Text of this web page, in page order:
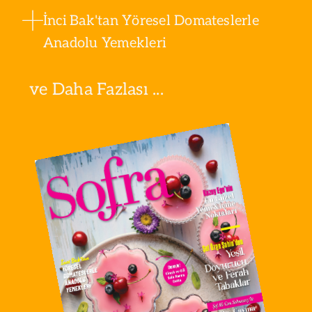
İnci Bak'tan Yöresel Domateslerle
Anadolu Yemekleri
ve Daha Fazlası ...